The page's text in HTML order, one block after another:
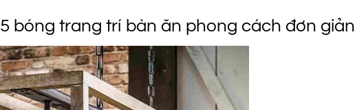
bóng trang trí bàn ăn phong cách đơn giản